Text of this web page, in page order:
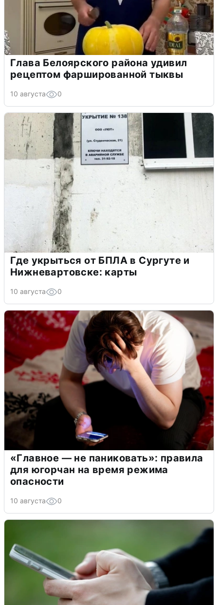
Глава Белоярского района удивил
рецептом фаршированной тыквы
10 августа 0
Где укрыться от БПЛА в Сургуте и
Нижневартовске: карты
10 августа 0
«Главное — не паниковать»: правила
для югорчан на время режима
опасности
10 августа 0